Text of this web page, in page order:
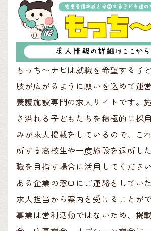
もっち〜ナビは就職を希望する子
肢が広がるように願いを込めて運
養護施設専門の求人サイトです。
さ溢れる子どもたちを積極的に採
みが求人掲載をしているので、こ
所する高校生や一度施設を退所し
職を目指す場合に活用してくださ
ある企業の窓口にご連絡をしてい
求人担当から案内を受けることが
事業は営利活動ではないため、掲